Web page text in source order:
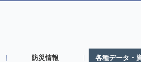
防災情報 各種データ・